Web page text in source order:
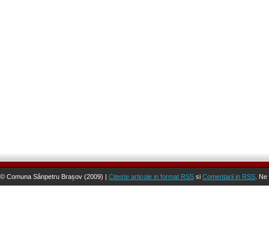
© Comuna Sânpetru Brașov (2009) | Citeste articole in format RSS si Comentarii in RSS .